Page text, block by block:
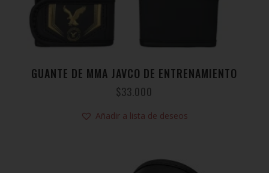
GUANTE DE MMA JAVCO DE ENTRENAMIENTO
$33.000
Añadir a lista de deseos